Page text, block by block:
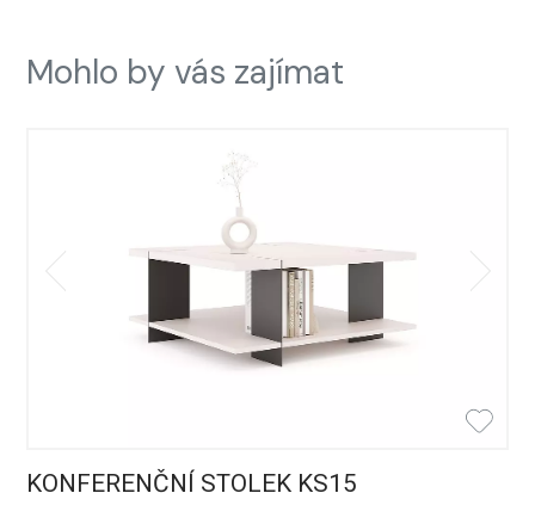
Mohlo by vás zajímat
KONFERENČNÍ STOLEK KS15